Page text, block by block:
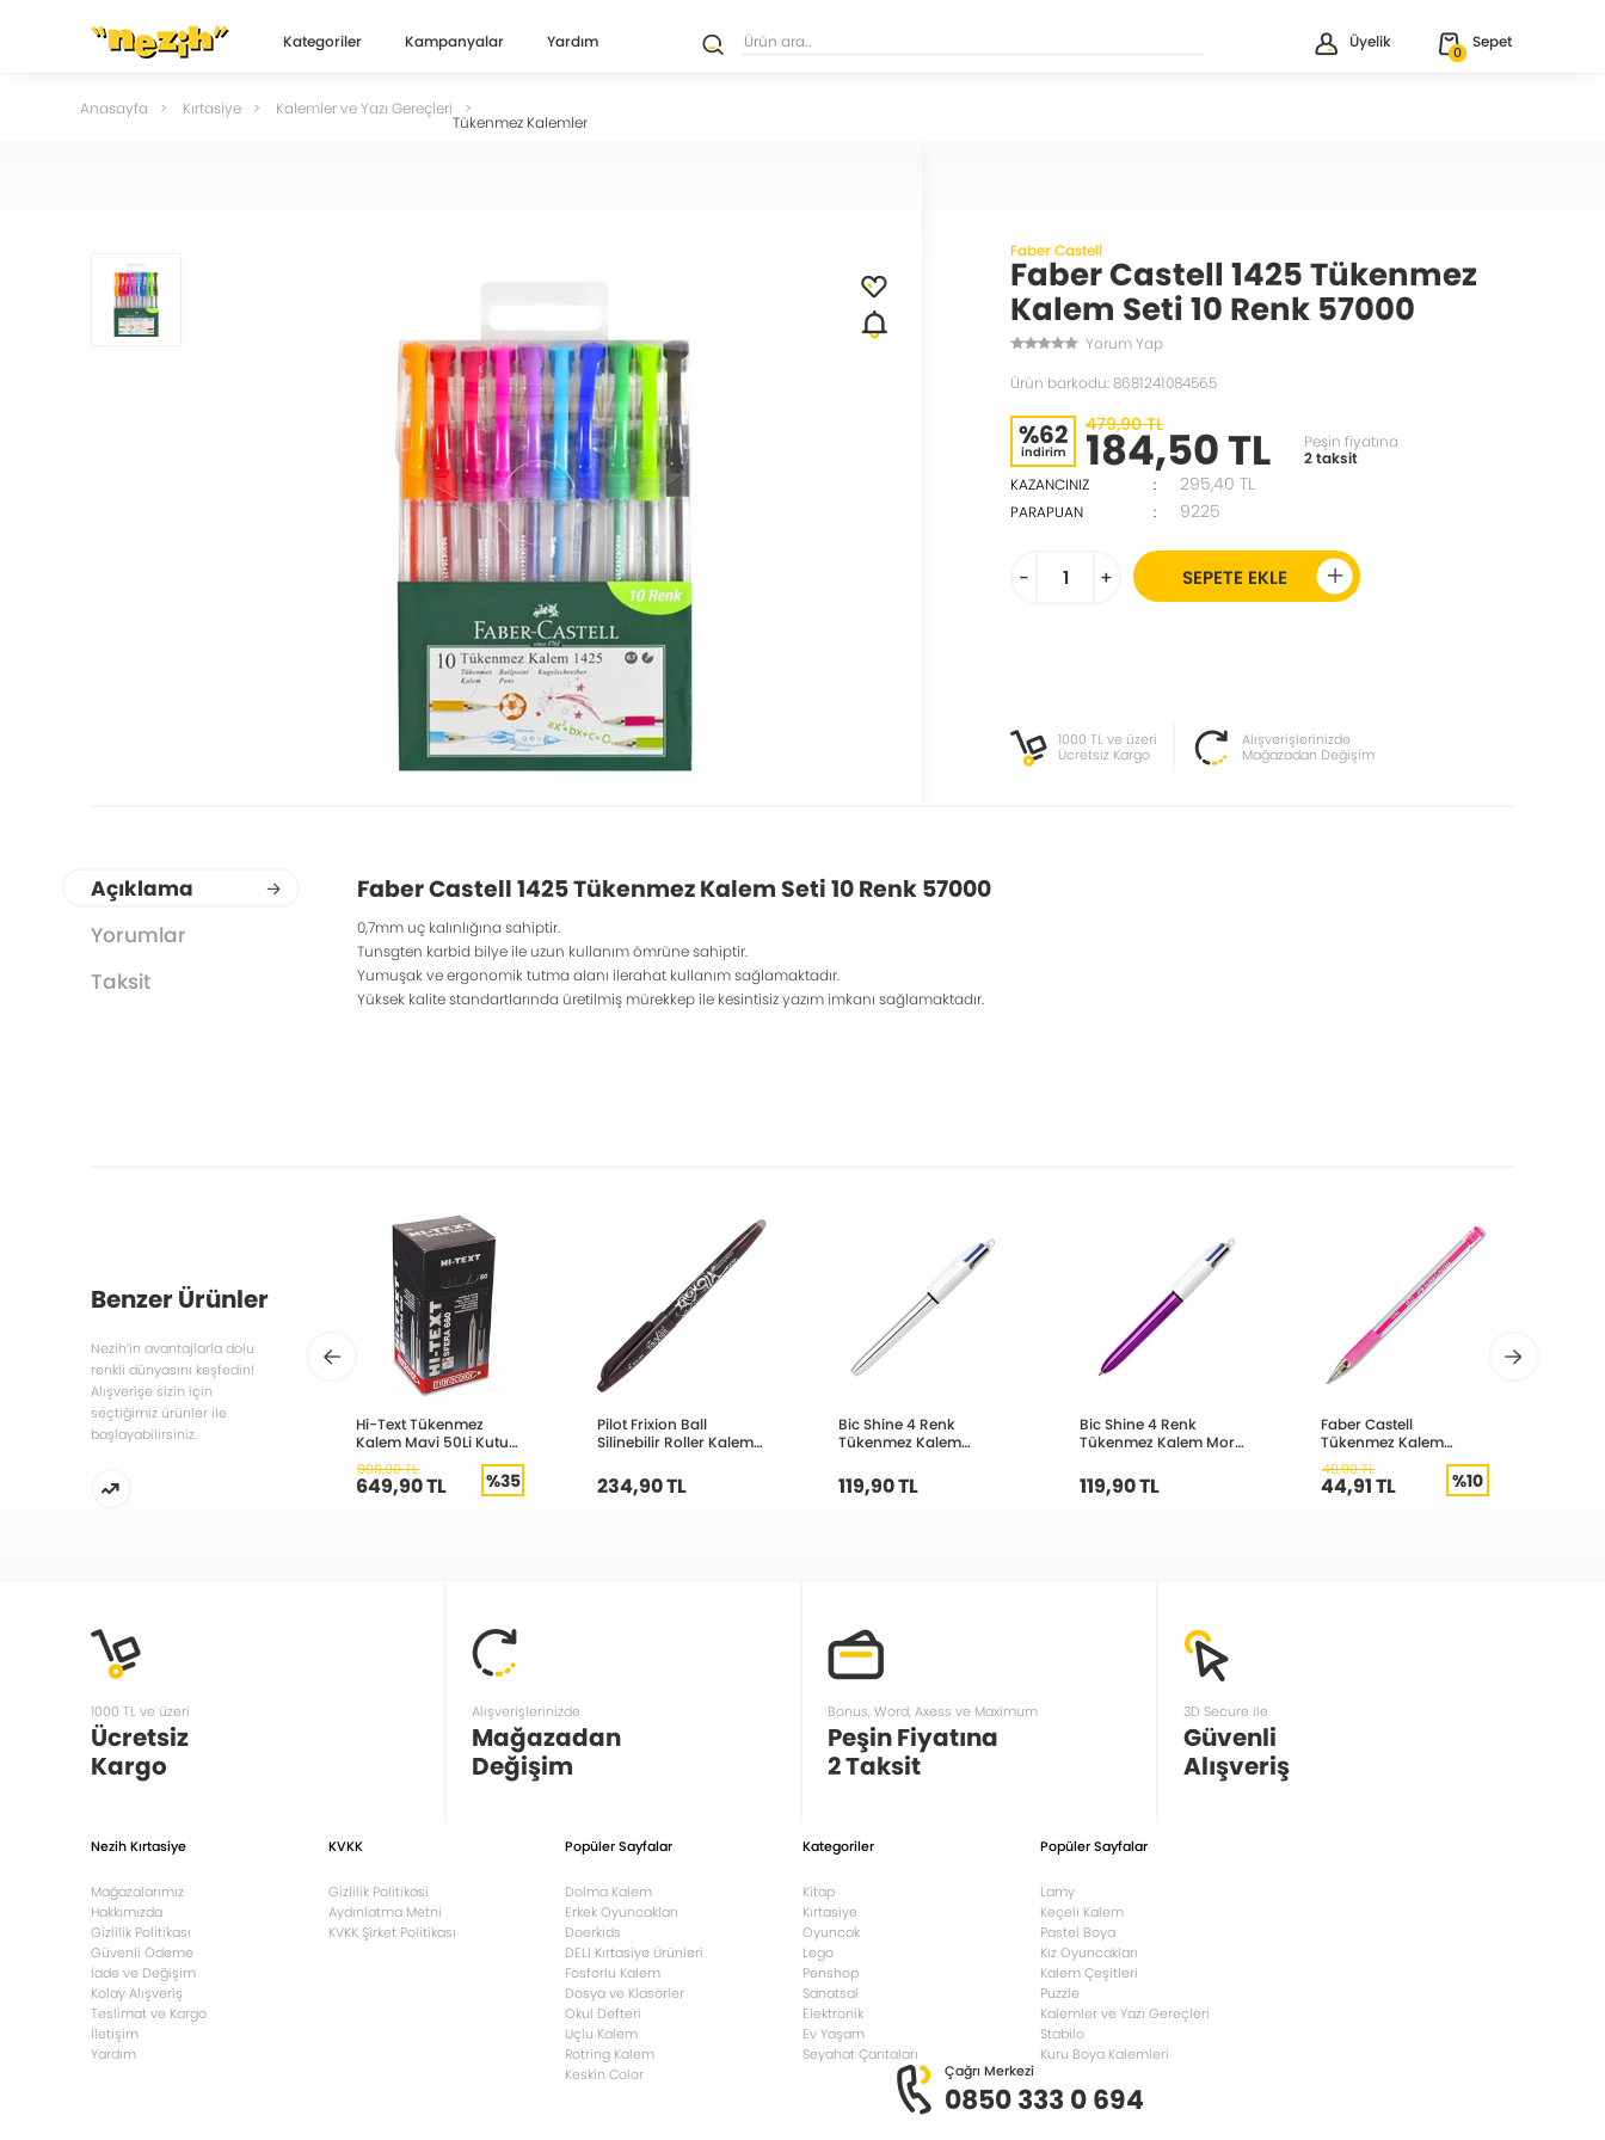
Kategoriler Kampanyalar Yardım Üyelik
0
Sepet
Anasayfa Kırtasiye Kalemler ve Yazı Gereçleri
Tükenmez Kalemler
Faber Castell
Faber Castell 1425 Tükenmez
Kalem Seti 10 Renk 57000
Yorum Yap
Ürün barkodu: 8681241084565
%62
indirim
479,90 TL
184,50 TL
Peşin fiyatına
2 taksit
KAZANCINIZ
: 295,40 TL
PARAPUAN : 9225
- + SEPETE EKLE
1000 TL ve üzeri
Ücretsiz Kargo
Alışverişlerinizde
Mağazadan Değişim
Açıklama
Yorumlar
Taksit
Faber Castell 1425 Tükenmez Kalem Seti 10 Renk 57000
0,7mm uç kalınlığına sahiptir.
Tunsgten karbid bilye ile uzun kullanım ömrüne sahiptir.
Yumuşak ve ergonomik tutma alanı ilerahat kullanım sağlamaktadır.
Yüksek kalite standartlarında üretilmiş mürekkep ile kesintisiz yazım imkanı sağlamaktadır.
Benzer Ürünler
Nezih’in avantajlarla dolu
renkli dünyasını keşfedin!
Alışverişe sizin için
seçtiğimiz ürünler ile
başlayabilirsiniz.
Hi-Text Tükenmez
Kalem Mavi 50Li Kutu
661-M
999,90 TL
649,90 TL %35
Pilot Frixion Ball
Silinebilir Roller Kalem
234,90 TL
Bic Shine 4 Renk
Tükenmez Kalem
119,90 TL
Bic Shine 4 Renk
Tükenmez Kalem Mor
119,90 TL
Faber Castell
Tükenmez Kalem
Pembe 142515
49,90 TL
44,91 TL %10
1000 TL ve üzeri
Ücretsiz
Kargo
Alışverişlerinizde
Mağazadan
Değişim
Bonus, Word, Axess ve Maximum
Peşin Fiyatına
2 Taksit
3D Secure ile
Güvenli
Alışveriş
Nezih Kırtasiye
Mağazalarımız
Hakkımızda
Gizlilik Politikası
Güvenli Ödeme
İade ve Değişim
Kolay Alışveriş
Teslimat ve Kargo
İletişim
Yardım
KVKK
Gizlilik Politikasi
Aydınlatma Metni
KVKK Şirket Politikası
Popüler Sayfalar
Dolma Kalem
Erkek Oyuncakları
Doerkids
DELI Kırtasiye Ürünleri
Fosforlu Kalem
Dosya ve Klasörler
Okul Defteri
Uçlu Kalem
Rotring Kalem
Keskin Color
Kategoriler
Kitap
Kırtasiye
Oyuncak
Lego
Penshop
Sanatsal
Elektronik
Ev Yaşam
Seyahat Çantaları
Popüler Sayfalar
Lamy
Keçeli Kalem
Pastel Boya
Kız Oyuncakları
Kalem Çeşitleri
Puzzle
Kalemler ve Yazı Gereçleri
Stabilo
Kuru Boya Kalemleri
Çağrı Merkezi
0850 333 0 694